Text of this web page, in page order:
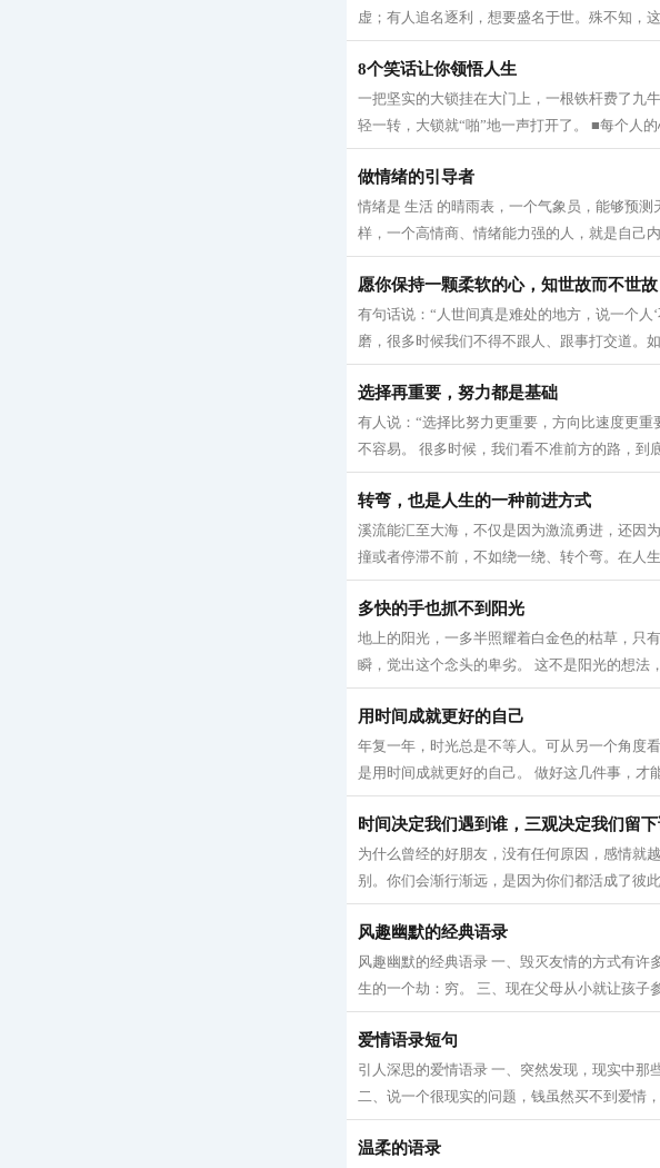
虚；有人追名逐利，想要盛名于世。殊不知，
8个笑话让你领悟人生
一把坚实的大锁挂在大门上，一根铁杆费了九
轻一转，大锁就“啪”地一声打开了。 ■每个人
做情绪的引导者
情绪是 生活 的晴雨表，一个气象员，能够预
样，一个高情商、情绪能力强的人，就是自己
愿你保持一颗柔软的心，知世故而不世故
有句话说：“人世间真是难处的地方，说一个人
磨，很多时候我们不得不跟人、跟事打交道。
选择再重要，努力都是基础
有人说：“选择比努力更重要，方向比速度更
不容易。 很多时候，我们看不准前方的路，到
转弯，也是人生的一种前进方式
溪流能汇至大海，不仅是因为激流勇进，还因
撞或者停滞不前，不如绕一绕、转个弯。在人
多快的手也抓不到阳光
地上的阳光，一多半照耀着白金色的枯草，只
瞬，觉出这个念头的卑劣。 这不是阳光的想法
用时间成就更好的自己
年复一年，时光总是不等人。可从另一个角度
是用时间成就更好的自己。 做好这几件事，才
时间决定我们遇到谁，三观决定我们留
为什么曾经的好朋友，没有任何原因，感情就
别。你们会渐行渐远，是因为你们都活成了彼
风趣幽默的经典语录
风趣幽默的经典语录 一、毁灭友情的方式有许
生的一个劫：穷。 三、现在父母从小就让孩子
爱情语录短句
引人深思的爱情语录 一、突然发现，现实中那
二、说一个很现实的问题，钱虽然买不到爱情
温柔的语录